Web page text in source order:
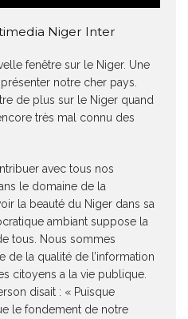
Niger Inter
fenêtre sur le Niger. Une
notre cher pays.
de plus sur le Niger quand
très mal connu des
avec tous nos
le domaine de la
la beauté du Niger dans sa
ambiant suppose la
tous. Nous sommes
de la qualité de l’information
citoyens a la vie publique.
disait : « Puisque
le fondement de notre